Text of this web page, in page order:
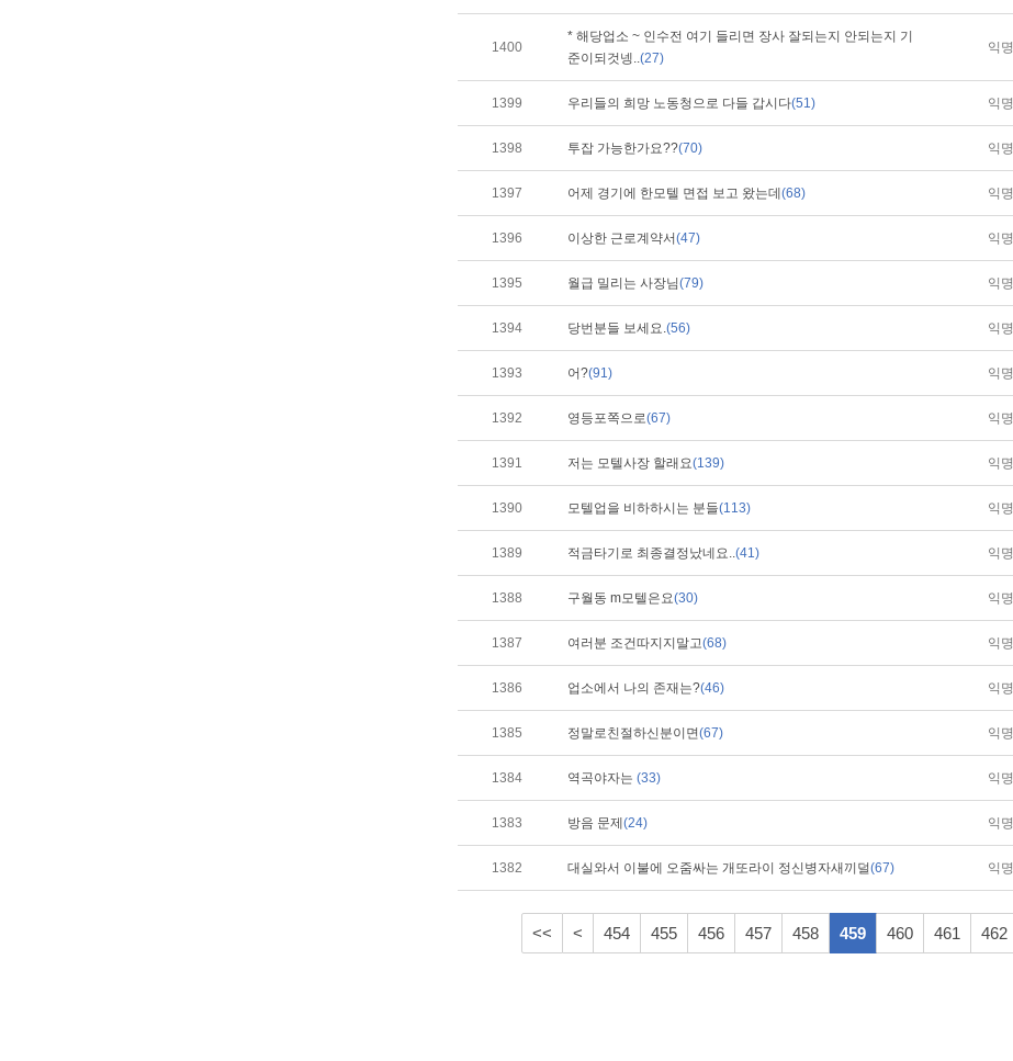
1400
* 해당업소 ~ 인수전 여기 들리면 장사 잘되는지 안되는지 기
준이되것넹..(27)
익명
1399 우리들의 희망 노동청으로 다들 갑시다(51) 익명
1398 투잡 가능한가요??(70) 익명
1397 어제 경기에 한모텔 면접 보고 왔는데 (68) 익명
1396 이상한 근로계약서(47) 익명
1395 월급 밀리는 사장님(79) 익명
1394 당번분들 보세요.(56) 익명
1393 어?(91) 익명
1392 영등포쪽으로(67) 익명
1391 저는 모텔사장 할래요(139) 익명
1390 모텔업을 비하하시는 분들(113) 익명
1389 적금타기로 최종결정났네요..(41) 익명
1388 구월동 m모텔은요(30) 익명
1387 여러분 조건따지지말고(68) 익명
1386 업소에서 나의 존재는?(46) 익명
1385 정말로친절하신분이면(67) 익명
1384 역곡야자는 (33) 익명
1383 방음 문제 (24) 익명
1382 대실와서 이불에 오줌싸는 개또라이 정신병자새끼덜(67) 익명
<< < 454 455 456 457 458 459 460 461 462